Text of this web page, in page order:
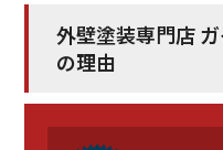
外壁塗装専門店
の理由